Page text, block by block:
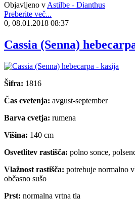
Objavljeno v Astilbe - Dianthus
Preberite več...
0, 08.01.2018 08:37
Cassia (Senna)
Šifra: 1816
Čas cvetenja: avgust-september
Barva cvetja: rumena
Višina: 140 cm
Osvetlitev rastišča: polno sonce,
Vlažnost rastišča: potrebuje normalno
občasno sušo
Prst: normalna vrtna tla